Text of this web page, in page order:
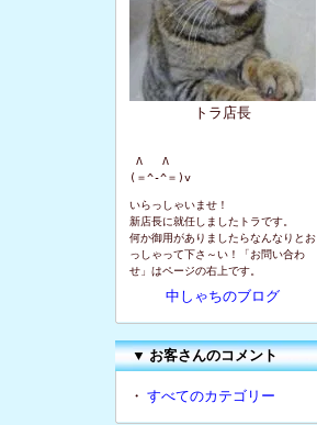
トラ店長
Λ   Λ
(＝^-^＝)v
いらっしゃいませ！
新店長に就任しましたトラです。
何か御用がありましたらなんなりとお
っしゃって下さ～い！「お問い合わ
せ」はページの右上です。
中しゃちのブログ
▼お客さんのコメント
・ すべてのカテゴリー